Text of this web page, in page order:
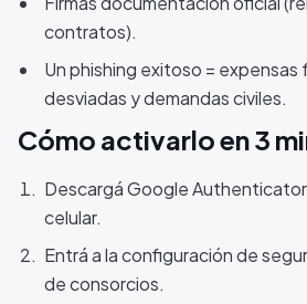
contratos).
Un phishing exitoso =
desviadas y demandas civiles.
Cómo activarlo en 3
Descargá Google
celular.
Entrá a la configuración de
de consorcios.